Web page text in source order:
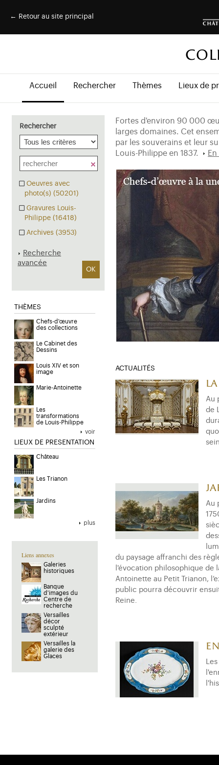
← Retour au site principal
Accueil Rechercher Thèmes Lieux de
Rechercher
Oeuvres avec
photo(s) (50201)
Gravures Louis-
Philippe (16418)
Archives (3953)
Recherche
avancée
OK
THÈMES
Chefs-d'œuvre
des collections
Le Cabinet des
Dessins
Louis XIV et son
image
Marie-Antoinette
Les
transformations
de Louis-Philippe
voir
LIEUX DE PRESENTATION
Château
Les Trianon
Jardins
plus
Liens annexes
Galeries
historiques
Banque
d'images du
Centre de
recherche
Versailles
décor
sculpté
extérieur
Versailles la
galerie des
Glaces
Fortes d'environ 90 000
larges domaines. Cet
par les souverains et leur
Louis-Philippe en 1837.
ACTUALITÉS
Au
de
Au
du paysage affranchi des
l'évocation philosophique de
Antoinette au Petit Trianon,
public pourra découvrir
Reine.